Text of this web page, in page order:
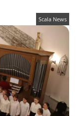
Scala News